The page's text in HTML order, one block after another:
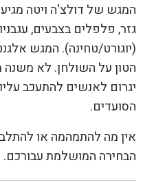
המגש של דולצ'ה ויטה
גזר, פלפלים בצבעים,
(יוגורט/טחינה). המגש
הטון על השולחן. לא
יגרום לאנשים להתעכב עליו
הסועדים.
אין מה להתמהמה או
הבחירה המושלמת עבורכם.